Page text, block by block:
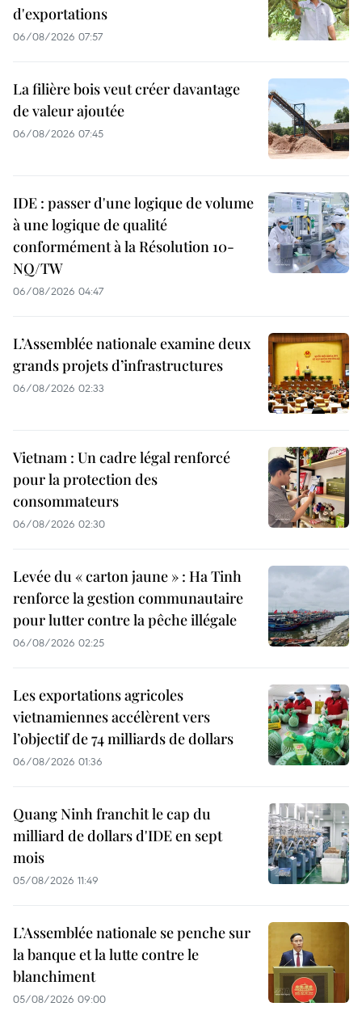
d'exportations
06/08/2026 07:57
La filière bois veut créer davantage
de valeur ajoutée
06/08/2026 07:45
IDE : passer d'une logique de volume
à une logique de qualité
conformément à la Résolution 10-
NQ/TW
06/08/2026 04:47
L’Assemblée nationale examine deux
grands projets d’infrastructures
06/08/2026 02:33
Vietnam : Un cadre légal renforcé
pour la protection des
consommateurs
06/08/2026 02:30
Levée du « carton jaune » : Ha Tinh
renforce la gestion communautaire
pour lutter contre la pêche illégale
06/08/2026 02:25
Les exportations agricoles
vietnamiennes accélèrent vers
l’objectif de 74 milliards de dollars
06/08/2026 01:36
Quang Ninh franchit le cap du
milliard de dollars d'IDE en sept
mois
05/08/2026 11:49
L’Assemblée nationale se penche sur
la banque et la lutte contre le
blanchiment
05/08/2026 09:00